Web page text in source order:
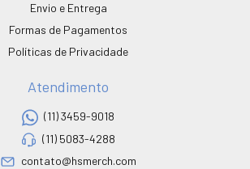
Envio e Entrega
Formas de Pagamentos
Políticas de Privacidade
Atendimento
(11) 3459-9018
(11) 5083-4288
contato@hsmerch.com